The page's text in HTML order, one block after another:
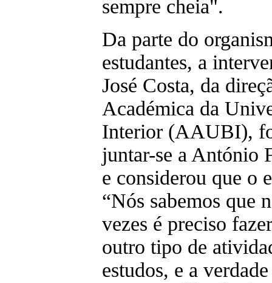
sempre cheia".
Da parte do
estudantes, a
José Costa, da
Académica da
Interior (AAUBI),
juntar-se a António
e considerou que o
“Nós sabemos que
vezes é preciso
outro tipo de
estudos, e a